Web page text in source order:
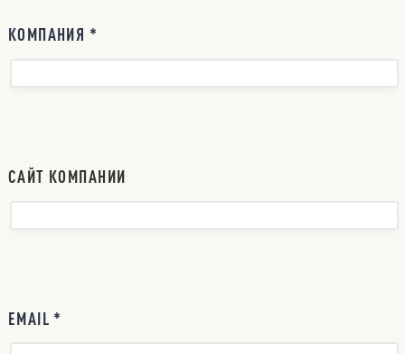
КОМПАНИЯ *
САЙТ КОМПАНИИ
EMAIL *